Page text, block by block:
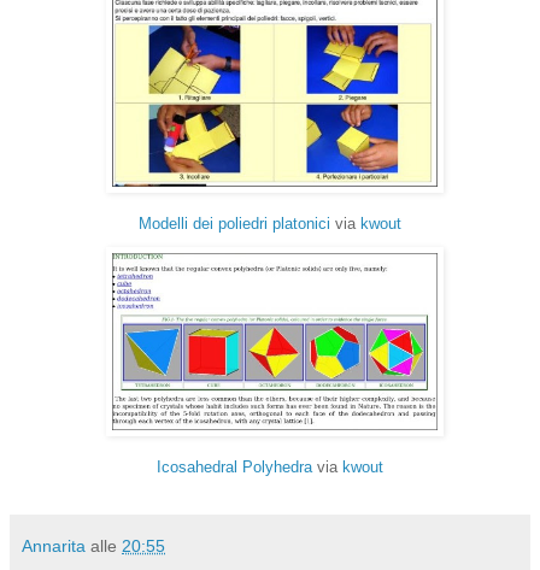
Modelli dei poliedri platonici via kwout
Icosahedral Polyhedra via kwout
Annarita alle 20:55